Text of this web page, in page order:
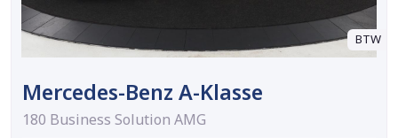
BTW
Mercedes-Benz A-Klasse
180 Business Solution AMG